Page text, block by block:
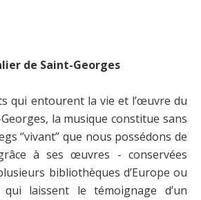
de Saint-Georges
qui entourent la vie et l’œuvre du
la musique constitue sans
‘’vivant’’ que nous possédons de
à ses œuvres - conservées
bibliothèques d’Europe ou
laissent le témoignage d’un